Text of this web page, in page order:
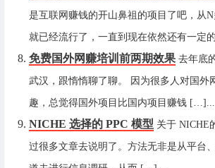
是互联网赚钱的开山鼻祖的项目了吧，从
就已经流行了，一直到现在依然还有一定
免费国外网赚培训前两期效果 去年底
武汉，跟惰惰聊了聊。 因为很多人对国外
趣，总觉得国外项目比国内项目赚钱 […]...
NICHE 选择的 PPC 模型 关于 NICHE
过很多文章去说明了。方法无非是从平台